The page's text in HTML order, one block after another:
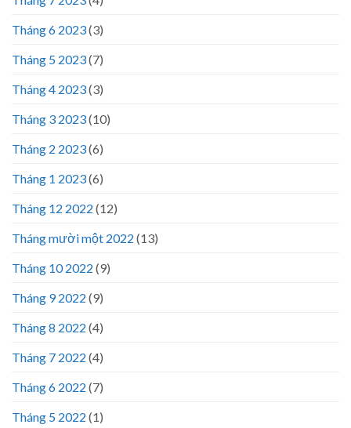
Tháng 6 2023(3)
Tháng 5 2023(7)
Tháng 4 2023(3)
Tháng 3 2023(10)
Tháng 2 2023(6)
Tháng 1 2023(6)
Tháng 12 2022 (12)
Tháng mười một 2022 (13)
Tháng 10 2022 (9)
Tháng 9 2022 (9)
Tháng 8 2022 (4)
Tháng 7 2022 (4)
Tháng 6 2022 (7)
Tháng 5 2022 (1)